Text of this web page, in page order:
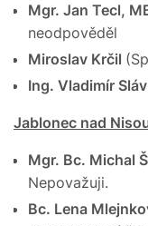
Mgr. Jan Tecl,
neodpověděl
Miroslav Krčil
Ing. Vladimír
Jablonec nad
Mgr. Bc. Michal
Nepovažuji.
Bc. Lena